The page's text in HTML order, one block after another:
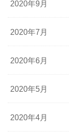
2020年9月
2020年7月
2020年6月
2020年5月
2020年4月